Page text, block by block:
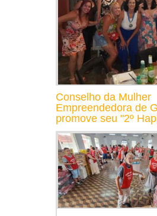
Conselho da Mulher
Empreendedora de
promove seu "2º